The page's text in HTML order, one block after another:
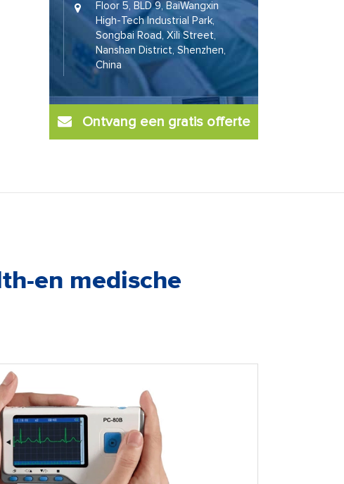
Floor 5, BLD 9, BaiWangxin
High-Tech Industrial Park,
Songbai Road, Xili Street,
Nanshan District, Shenzhen,
China
Ontvang een gratis offerte
en medische